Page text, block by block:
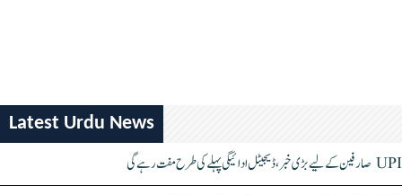
Latest Urdu News
UPI صارفین کے لیے بڑی خبر، ڈیجیٹل ادائیگی پہلے کی طرح مفت رہے گی